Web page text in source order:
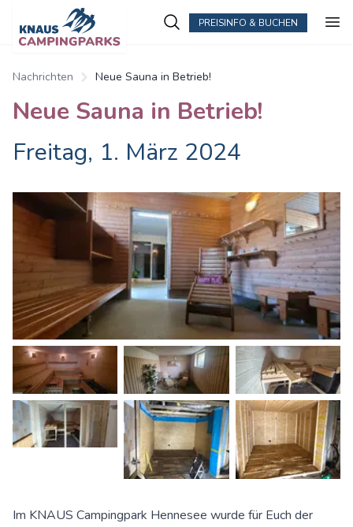
PREISINFO & BUCHEN
Nachrichten Neue Sauna in Betrieb!
Neue Sauna in Betrieb!
Freitag, 1. März 2024
Im KNAUS Campingpark Hennesee wurde für Euch der